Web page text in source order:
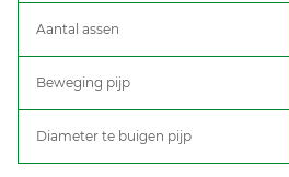
Aantal assen
Beweging pijp
Diameter te buigen pijp